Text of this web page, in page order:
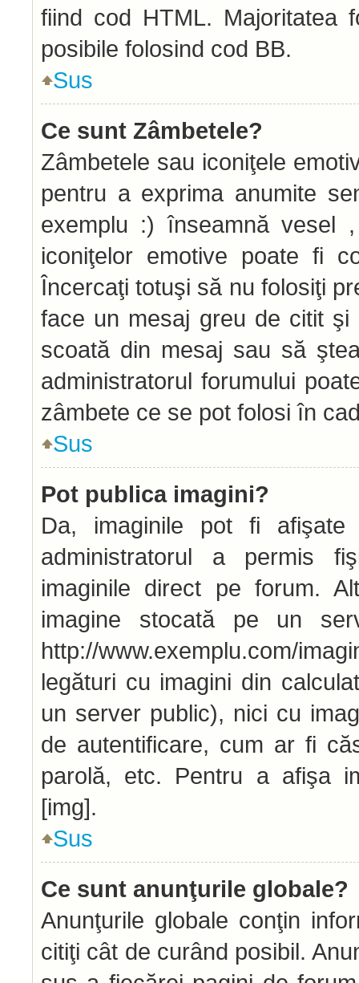
fiind cod HTML. Majoritatea
posibile folosind cod BB.
Sus
Ce sunt Zâmbetele?
Zâmbetele sau iconiţele
pentru a exprima anumite
exemplu :) înseamnă vesel
iconiţelor emotive poate fi
Încercaţi totuşi să nu folosiţi
face un mesaj greu de citit
scoată din mesaj sau să
administratorul forumului
zâmbete ce se pot folosi în
Sus
Pot publica imagini?
Da, imaginile pot fi afişate
administratorul a permis
imaginile direct pe forum.
imagine stocată pe un
http://www.exemplu.com/
legături cu imagini din
un server public), nici cu
de autentificare, cum ar fi
parolă, etc. Pentru a afişa
[img].
Sus
Ce sunt anunţurile globale?
Anunţurile globale conţin
citiţi cât de curând posibil.